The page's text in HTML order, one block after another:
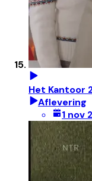
Het Kantoor
Aflevering
1 nov